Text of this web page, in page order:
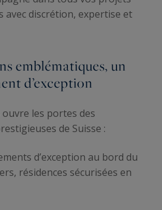
avec discrétion, expertise et
emblématiques, un
d’exception
les portes des
de Suisse :
d’exception au bord du
résidences sécurisées en